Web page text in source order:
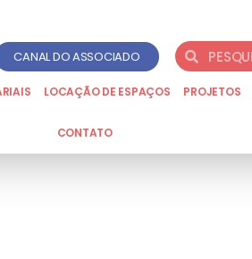
CANAL DO ASSOCIADO
LOCAÇÃO DE ESPAÇOS PROJETOS
CONTATO